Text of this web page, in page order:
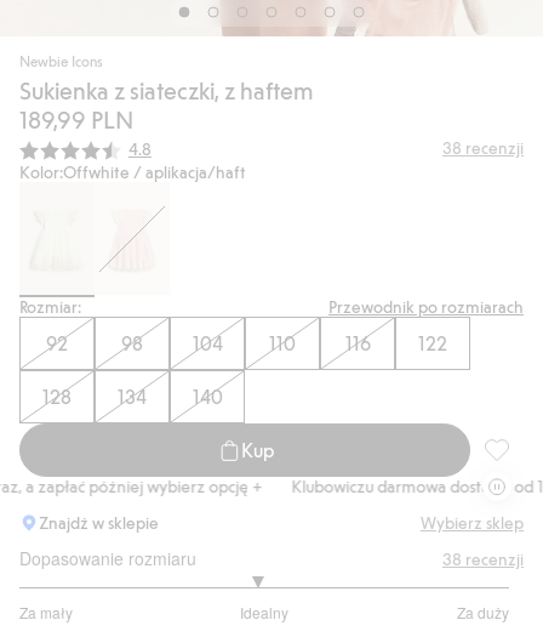
Newbie Icons
Sukienka z siateczki, z haftem
189,99 PLN
Średnia ocena:
4.8 38 recenzji
Kolor:Offwhite / aplikacja/haft
Rozmiar: Przewodnik po rozmiarach
92 98 104 110 116 122
128 134 140
Kup
zapłać później wybierz opcję +
Klubowiczu darmowa dostawa od 150
Znajdź w sklepie
Wybierz sklep
Dopasowanie rozmiaru
Za mały Idealny Za duży
na
38 recenzji